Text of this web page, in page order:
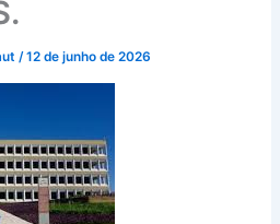
/12 de junho de 2026